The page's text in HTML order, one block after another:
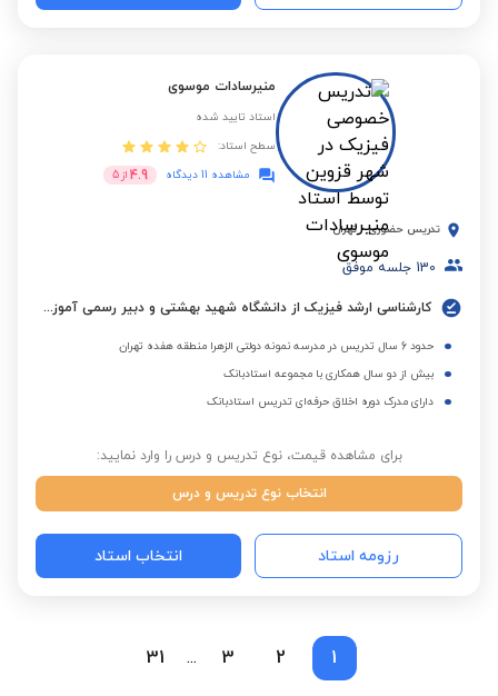
منیرسادات موسوی
استاد تایید شده
سطح استاد:
مشاهده 11 دیدگاه
4.9 از 5
تدریس حضوری - تهران
130 جلسه موفق
کارشناسی ارشد فیزیک از دانشگاه شهید بهشتی و دبیر رسمی آموزش و پرورش با 27 سال سابقه
حدود 6 سال تدریس در مدرسه نمونه دولتی الزهرا منطقه هفده تهران
بیش از دو سال همکاری با مجموعه استادبانک
دارای مدرک دوره اخلاق حرفه‌ای تدریس استادبانک
برای مشاهده قیمت، نوع تدریس و درس را وارد نمایید:
انتخاب نوع تدریس و درس
رزومه استاد انتخاب استاد
1
2
3
...
31